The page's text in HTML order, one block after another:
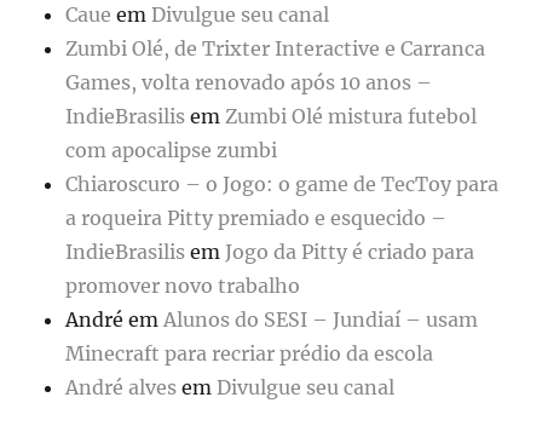
Caue em Divulgue seu canal
Zumbi Olé, de Trixter Interactive e Carranca
Games, volta renovado após 10 anos –
IndieBrasilis em Zumbi Olé mistura futebol
com apocalipse zumbi
Chiaroscuro – o Jogo: o game de TecToy para
a roqueira Pitty premiado e esquecido –
IndieBrasilis em Jogo da Pitty é criado para
promover novo trabalho
André em Alunos do SESI – Jundiaí – usam
Minecraft para recriar prédio da escola
André alves em Divulgue seu canal